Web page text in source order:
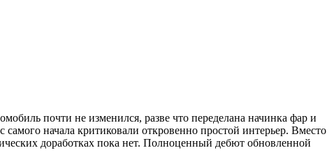
почти не изменился, разве что переделана начинка фар и
начала критиковали откровенно простой интерьер. Вместо
доработках пока нет. Полноценный дебют обновленной